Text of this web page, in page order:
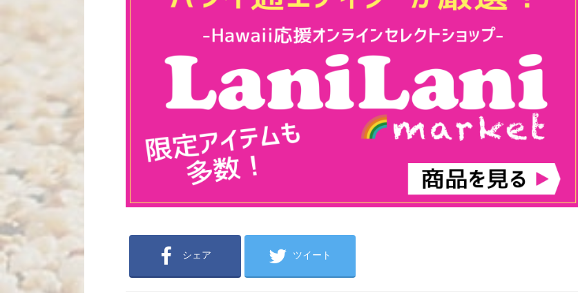
シェア ツイート